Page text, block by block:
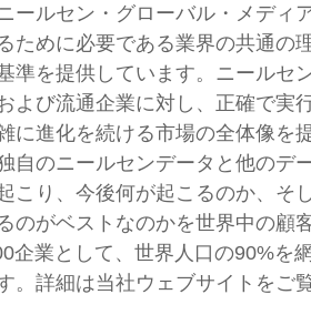
ールセン・グローバル・メディ
ために必要である業界の共通の
準を提供しています。ニールセ
よび流通企業に対し、正確で実
に進化を続ける市場の全体像を
自のニールセンデータと他のデ
こり、今後何が起こるのか、そ
のがベストなのかを世界中の顧
企業として、世界人口の90%を
。詳細は当社ウェブサイトをご